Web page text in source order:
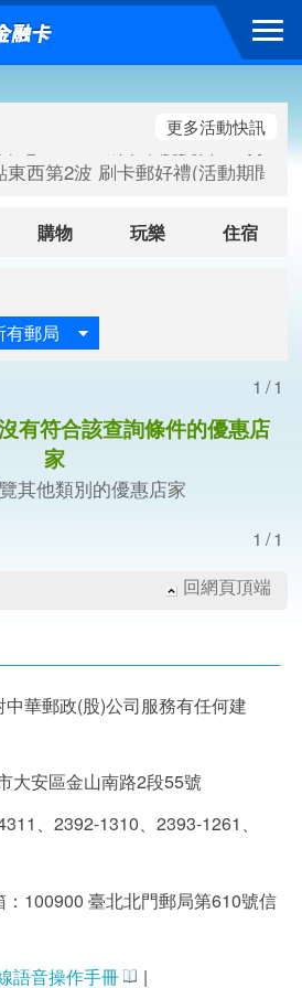
心 2026巨城年中慶夏日BIG好刷(
心 好饗去大江檔期(活動期間：
心 2026巨城年中慶夏日BIG好刷(
西第2波 刷卡郵好禮(活動期間：
更多活動快訊
購物 玩樂 住宿
有郵局
1/1
有符合該查詢條件的優惠店
家
其他類別的優惠店家
1/1
回網頁頂端
華郵政(股)公司服務有任何建
大安區金山南路2段55號
、2392-1310、2393-1261、
100900 臺北北門郵局第610號信
語音操作手冊 |